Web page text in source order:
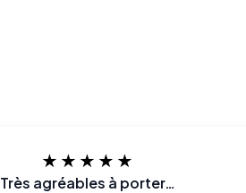
★★★★★
Très agréables à porter…